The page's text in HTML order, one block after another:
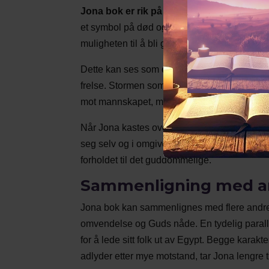
Jona bok er rik på symbolikk som gir
et symbol på død og gjenfødelse. Jona
muligheten til å bli gjenfødt gjennom sin
Dette kan ses som en parallell til temaet
frelse. Stormen som rammer skipet kan
mot mannskapet, men også den indre
Når Jona kastes over bord og stormen
seg selv og i omgivelsene. Gjennom disse
forholdet til det guddommelige.
Sammenligning med
Jona bok kan sammenlignes med flere
omvendelse og Guds nåde. En tydelig
for å lede sitt folk ut av Egypt. Begge
adlyder etter mye motstand, tar Jona